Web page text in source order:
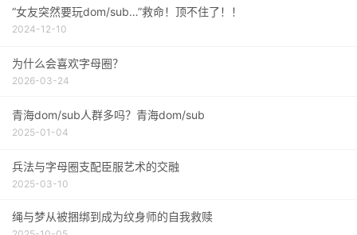
“女友突然要玩dom/sub…”救命！顶不住了！！
2024-12-10
为什么会喜欢字母圈？
2026-03-24
青海dom/sub人群多吗？青海dom/sub
2025-01-04
兵法与字母圈支配臣服艺术的交融
2025-03-10
绳与梦从被捆绑到成为纹身师的自我救赎